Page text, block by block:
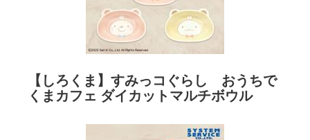
【しろくま】すみっコぐらし おうちで
くまカフェ ダイカットマルチボウル